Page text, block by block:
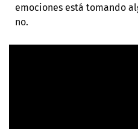
emociones está tomando
no.